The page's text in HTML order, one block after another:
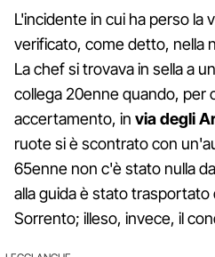
L'incidente in cui ha perso la
verificato, come detto, nella
La chef si trovava in sella a
collega 20enne quando, per
accertamento, in via degli
ruote si è scontrato con
65enne non c'è stato nulla
alla guida è stato
Sorrento; illeso, invece, il